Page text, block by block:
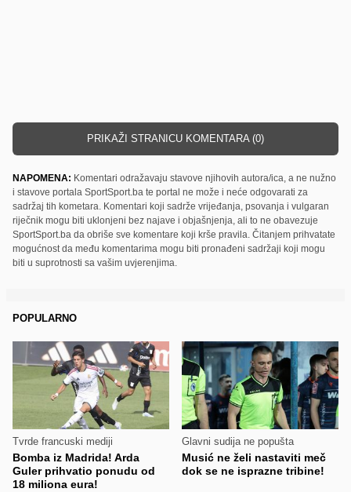
PRIKAŽI STRANICU KOMENTARA (0)
NAPOMENA: Komentari odražavaju stavove njihovih autora/ica, a ne nužno
i stavove portala SportSport.ba te portal ne može i neće odgovarati za
sadržaj tih kometara. Komentari koji sadrže vrijeđanja, psovanja i vulgaran
riječnik mogu biti uklonjeni bez najave i objašnjenja, ali to ne obavezuje
SportSport.ba da obriše sve komentare koji krše pravila. Čitanjem prihvatate
mogućnost da među komentarima mogu biti pronađeni sadržaji koji mogu
biti u suprotnosti sa vašim uvjerenjima.
POPULARNO
Tvrde francuski mediji
Bomba iz Madrida! Arda
Guler prihvatio ponudu od
18 miliona eura!
Glavni sudija ne popušta
Musić ne želi nastaviti meč
dok se ne isprazne tribine!